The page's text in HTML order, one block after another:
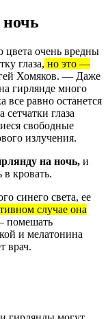
очень вредны
глаза, но это —
Хомяков. — Даже
гирлянде много
все равно останется
глаза
свободные
излучения.
на ночь, и
в кровать.
синего света, ее
случае она
помешать
и мелатонина
врач.